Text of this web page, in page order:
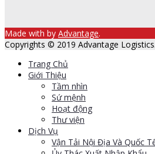
Made with by Advantage.
Copyrights © 2019 Advantage
Trang Chủ
Giới Thiệu
Tầm nhìn
Sứ mệnh
Hoạt động
Thư viện
Dịch Vụ
Vận Tải Nội Địa Và Quốc